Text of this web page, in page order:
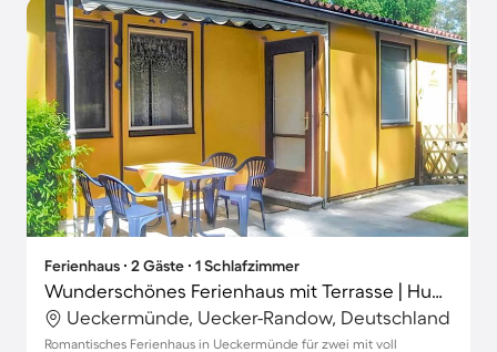
Ferienhaus ∙ 2 Gäste ∙ 1 Schlafzimmer
Wunderschönes Ferienhaus mit Terrasse | Hunde erlaubt
Ueckermünde, Uecker-Randow, Deutschland
Romantisches Ferienhaus in Ueckermünde für zwei mit voll